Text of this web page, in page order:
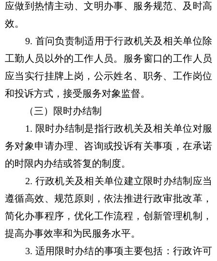
应做到热情主动、文明办事、服务规范、及时高
效。
9. 首问负责制适用于行政机关及相关单位除
工勤人员以外的工作人员。服务窗口的工作人员
应当实行挂牌上岗，公示姓名、职务、工作岗位
和投诉方式，接受服务对象监督。
（三）限时办结制
1. 限时办结制是指行政机关及相关单位对服
务对象申请办理、咨询或投诉有关事项，在承诺
的时限内办结或答复的制度。
2. 行政机关及相关单位建立限时办结制应当
遵循高效、规范原则，依法推进行政审批改革，
简化办事程序，优化工作流程，创新管理机制，
提高办事效率和为民服务水平。
3. 适用限时办结的事项主要包括：行政许可